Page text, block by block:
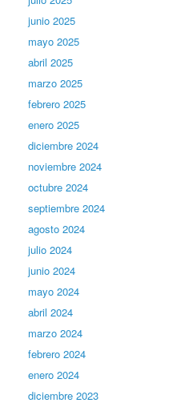
junio 2025
mayo 2025
abril 2025
marzo 2025
febrero 2025
enero 2025
diciembre 2024
noviembre 2024
octubre 2024
septiembre 2024
agosto 2024
julio 2024
junio 2024
mayo 2024
abril 2024
marzo 2024
febrero 2024
enero 2024
diciembre 2023